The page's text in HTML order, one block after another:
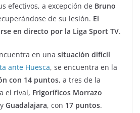
efectivos, a excepción de Bruno
de su lesión. El
en directo por la Liga Sport TV.
en una situación difícil
ante Huesca, se encuentra en la
con 14 puntos, a tres de la
el rival, Frigoríficos Morrazo
y Guadalajara, con 17 puntos.